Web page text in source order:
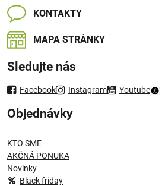
KONTAKTY
MAPA STRÁNKY
Sledujte nás
Facebook Instagram Youtube
Objednávky
KTO SME
AKČNÁ PONUKA
Novinky
Black friday